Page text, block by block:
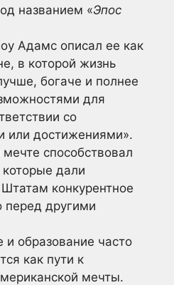
названием «Эпос
Адамс описал ее как
в которой жизнь
богаче и полнее
для
со
или достижениями».
способствовал
дали
конкурентное
перед другими
образование часто
как пути к
мечты.